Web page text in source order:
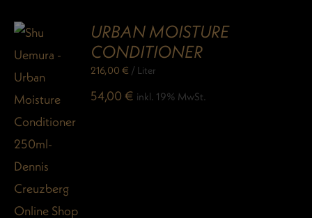
URBAN MOISTURE
CONDITIONER
216,00€ / Liter
54,00€ inkl. 19% MwSt.